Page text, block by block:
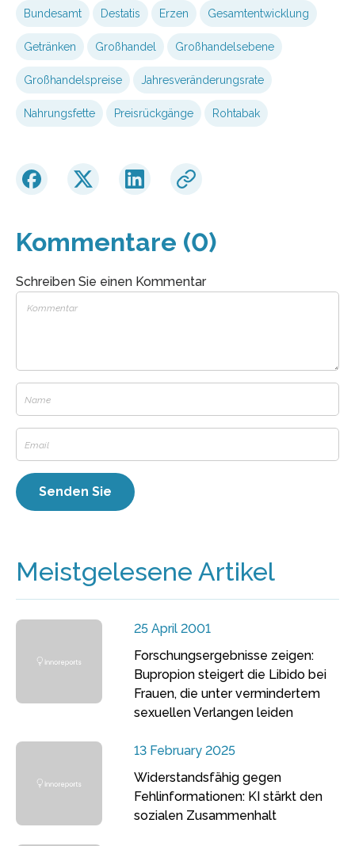
Bundesamt Destatis Erzen Gesamtentwicklung
Getränken Großhandel Großhandelsebene
Großhandelspreise Jahresveränderungsrate
Nahrungsfette Preisrückgänge Rohtabak
Kommentare (0)
Schreiben Sie einen Kommentar
Meistgelesene Artikel
25 April 2001
Forschungsergebnisse zeigen:
Bupropion steigert die Libido bei
Frauen, die unter vermindertem
sexuellen Verlangen leiden
13 February 2025
Widerstandsfähig gegen
Fehlinformationen: KI stärkt den
sozialen Zusammenhalt